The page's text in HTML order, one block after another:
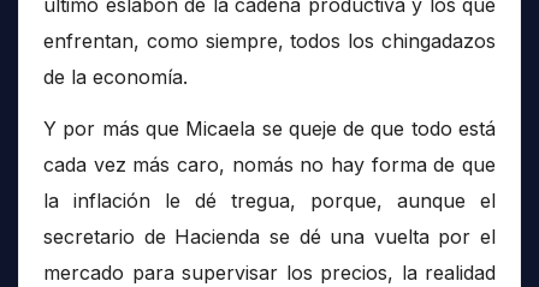
último eslabón de la cadena productiva y los que
enfrentan, como siempre, todos los chingadazos
de la economía.
Y por más que Micaela se queje de que todo está
cada vez más caro, nomás no hay forma de que
la inflación le dé tregua, porque, aunque el
secretario de Hacienda se dé una vuelta por el
mercado para supervisar los precios, la realidad